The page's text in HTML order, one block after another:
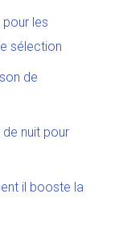
les
sélection
de
nuit pour
il booste la